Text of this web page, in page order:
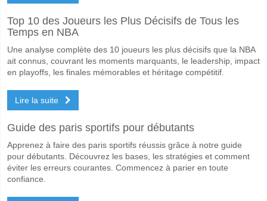
Quel sera le résultat correct attendu entre SJK
Sur le côté risqué, vous pouvez essayer le Résultat Correct de 0-1
Top 10 des Joueurs les Plus Décisifs de Tous les
Temps en NBA
Une analyse complète des 10 joueurs les plus décisifs que la NBA
ait connus, couvrant les moments marquants, le leadership, impact
en playoffs, les finales mémorables et héritage compétitif.
Lire la suite
Guide des paris sportifs pour débutants
Apprenez à faire des paris sportifs réussis grâce à notre guide
pour débutants. Découvrez les bases, les stratégies et comment
éviter les erreurs courantes. Commencez à parier en toute
confiance.